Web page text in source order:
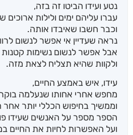
נטע ועידו הביטו זה בזה,
עברו עליהם ימים ולילות ארוכים
וכבר חשבו שאיבדו אותה.
נראה שעדיין אי אפשר לנשום
אבל אפשר לנשום נשימות קטנות
ולקוות שהיא תצליח לצאת מזה.
עידו, איש באמצע החיים,
מחפש אחרי אחותו שנעלמה
וממשיך בחיפוש הכללי יותר
הספר מספר על האנשים שעידו
ועל האפשרות לחיות את החיים